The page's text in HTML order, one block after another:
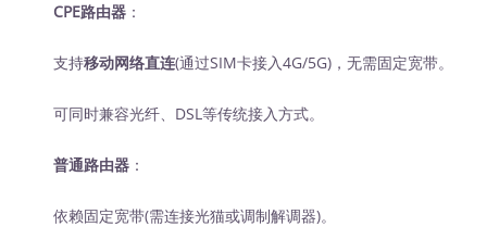
CPE路由器 ：
支持移动网络直连(通过SIM卡接入4G/5G)，无需固定宽带。
可同时兼容光纤、DSL等传统接入方式。
普通路由器 ：
依赖固定宽带(需连接光猫或调制解调器)。